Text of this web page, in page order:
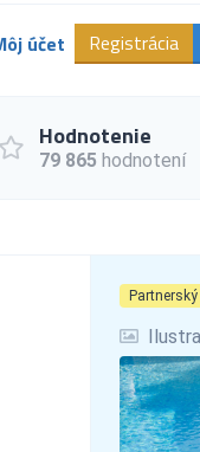
účet Registrácia
Hodnotenie
79 865 hodnotení